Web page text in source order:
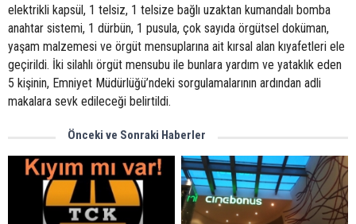
elektrikli kapsül, 1 telsiz, 1 telsize bağlı uzaktan kumandalı bomba
anahtar sistemi, 1 dürbün, 1 pusula, çok sayıda örgütsel doküman,
yaşam malzemesi ve örgüt mensuplarına ait kırsal alan kıyafetleri ele
geçirildi. İki silahlı örgüt mensubu ile bunlara yardım ve yataklık eden
5 kişinin, Emniyet Müdürlüğü’ndeki sorgulamalarının ardından adli
makalara sevk edileceği belirtildi.
Önceki ve Sonraki Haberler